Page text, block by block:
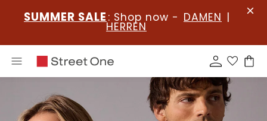
SUMMER SALE : Shop now - DAMEN |
HERREN